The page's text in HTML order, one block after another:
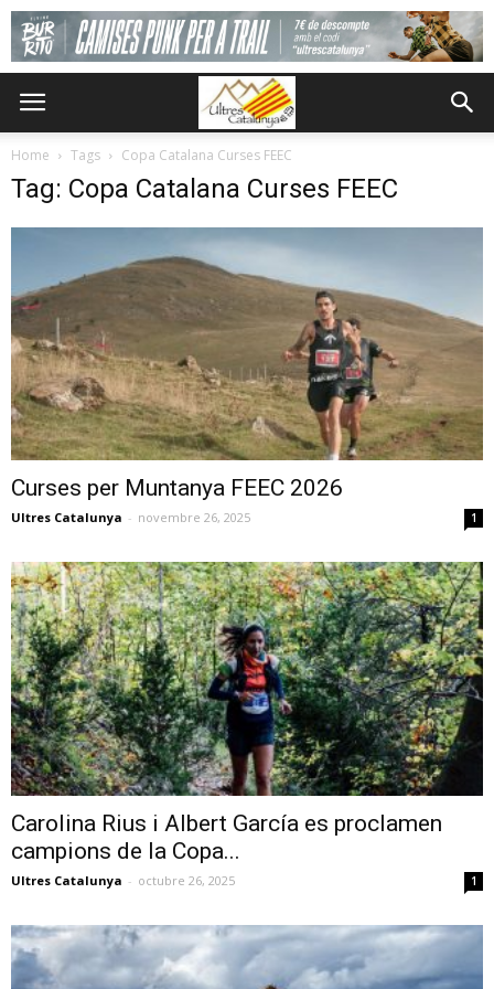
Home Tags Copa Catalana Curses FEEC
Tag: Copa Catalana Curses FEEC
Curses per Muntanya FEEC 2026
Ultres Catalunya - novembre 26, 2025 1
Carolina Rius i Albert García es proclamen
campions de la Copa...
Ultres Catalunya - octubre 26, 2025 1